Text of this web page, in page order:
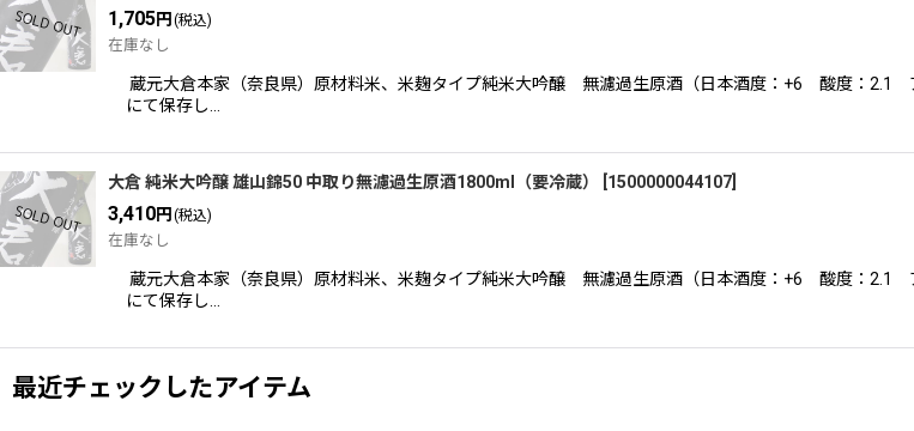
1,705円 (税込)
在庫なし
蔵元大倉本家（奈良県）原材料米、米麹タイプ純米大吟醸 無濾過生原酒（日本酒度：+6 酸度：2.1
にて保存し…
大倉 純米大吟醸 雄山錦50 中取り無濾過生原酒1800ml（要冷蔵） 1500000044107
3,410円 (税込)
在庫なし
蔵元大倉本家（奈良県）原材料米、米麹タイプ純米大吟醸 無濾過生原酒（日本酒度：+6 酸度：2.1
にて保存し…
最近チェックしたアイテム